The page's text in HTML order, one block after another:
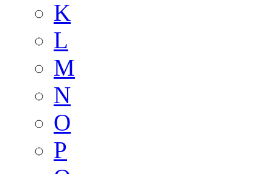
K
L
M
N
O
P